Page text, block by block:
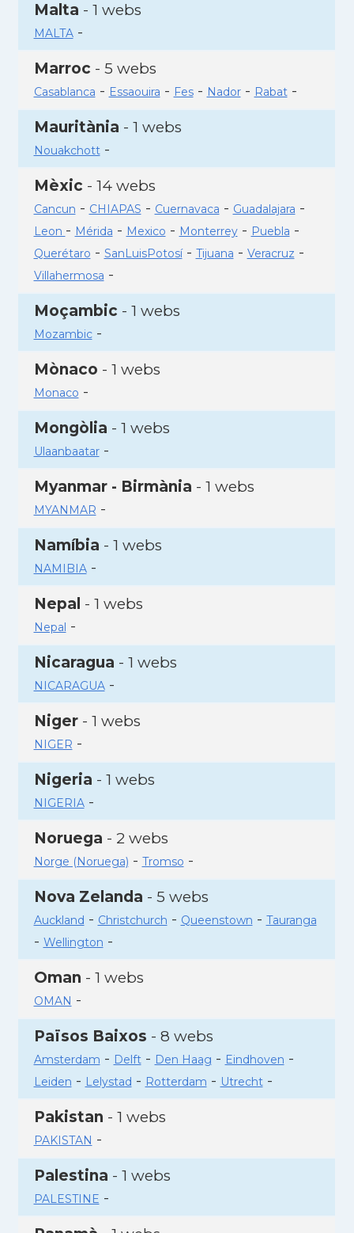
Malta - 1 webs
MALTA-
Marroc - 5 webs
Casablanca - Essaouira - Fes- Nador- Rabat-
Mauritània - 1 webs
Nouakchott-
Mèxic - 14 webs
Cancun - CHIAPAS - Cuernavaca - Guadalajara -
Leon - Mérida - Mexico - Monterrey- Puebla -
Querétaro - SanLuisPotosí- Tijuana - Veracruz -
Villahermosa -
Moçambic - 1 webs
Mozambic-
Mònaco - 1 webs
Monaco -
Mongòlia - 1 webs
Ulaanbaatar-
Myanmar - Birmània - 1 webs
MYANMAR -
Namíbia - 1 webs
NAMIBIA-
Nepal - 1 webs
Nepal -
Nicaragua - 1 webs
NICARAGUA-
Niger- 1 webs
NIGER -
Nigeria - 1 webs
NIGERIA-
Noruega - 2 webs
Norge (Noruega) - Tromso -
Nova Zelanda - 5 webs
Auckland - Christchurch - Queenstown - Tauranga
- Wellington -
Oman - 1 webs
OMAN -
Països Baixos - 8 webs
Amsterdam - Delft- Den Haag - Eindhoven -
Leiden - Lelystad - Rotterdam - Utrecht-
Pakistan - 1 webs
PAKISTAN -
Palestina - 1 webs
PALESTINE -